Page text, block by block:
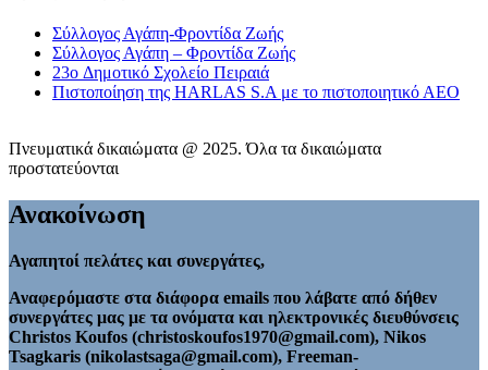
Σύλλογος Αγάπη-Φροντίδα Ζωής
Σύλλογος Αγάπη – Φροντίδα Ζωής
23o Δημοτικό Σχολείο Πειραιά
Πιστοποίηση της HARLAS S.A με το πιστοποιητικό ΑΕΟ
Πνευματικά δικαιώματα @ 2025. Όλα τα δικαιώματα
προστατεύονται
Ανακοίνωση
Αγαπητοί πελάτες και συνεργάτες,
Αναφερόμαστε στα διάφορα emails που λάβατε από δήθεν
συνεργάτες μας με τα ονόματα και ηλεκτρονικές διευθύνσεις
Christos Koufos (christoskoufos1970@gmail.com), Nikos
Tsagkaris (nikolastsaga@gmail.com), Freeman-